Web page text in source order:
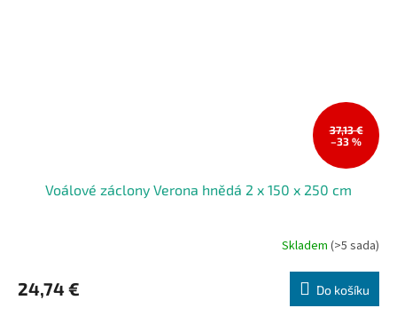
37,13 €
–33 %
Voálové záclony Verona hnědá 2 x 150 x 250 cm
Skladem (>5 sada)
24,74 € Do košíku